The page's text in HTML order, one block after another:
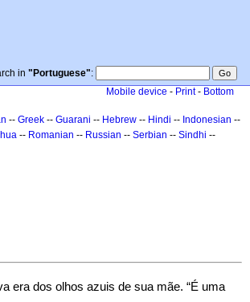
in "Portuguese":
Mobile device - Print- Bottom
-- Greek -- Guarani -- Hebrew -- Hindi -- Indonesian --
-- Romanian -- Russian -- Serbian -- Sindhi --
era dos olhos azuis de sua mãe. “É uma